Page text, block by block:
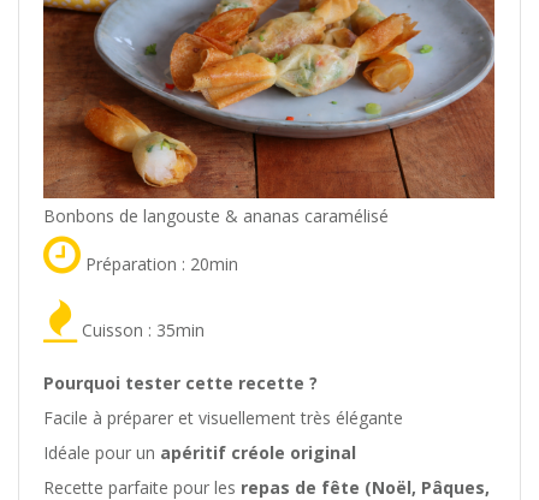
Bonbons de langouste & ananas caramélisé
Préparation : 20min
Cuisson : 35min
Pourquoi tester cette recette ?
Facile à préparer et visuellement très élégante
Idéale pour un apéritif créole original
Recette parfaite pour les repas de fête (Noël, Pâques,